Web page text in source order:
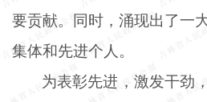
要贡献。同时，涌现出了一
集体和先进个人。
为表彰先进，激发干劲